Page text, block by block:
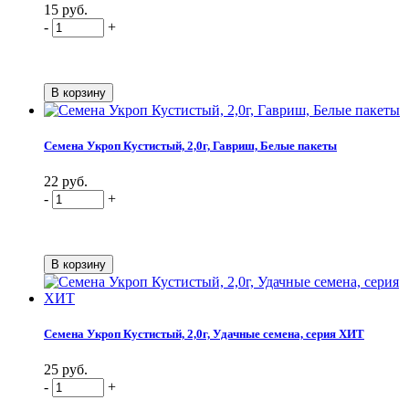
15 руб.
-
+
Семена Укроп Кустистый, 2,0г, Гавриш, Белые пакеты
22 руб.
-
+
Семена Укроп Кустистый, 2,0г, Удачные семена, серия ХИТ
25 руб.
-
+